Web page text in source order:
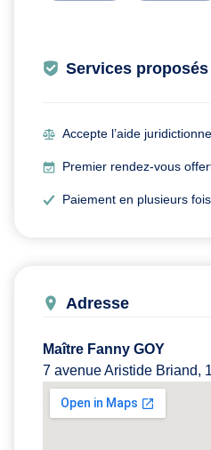
Services proposés
Accepte l’aide
Premier rendez-vous
Paiement en plusieurs fois
Adresse
Maître Fanny GOY
7 avenue Aristide Briand,